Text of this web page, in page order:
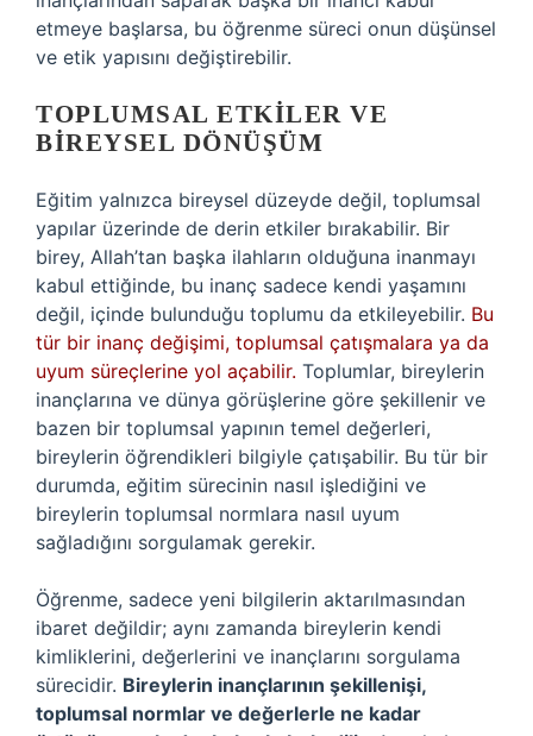
etmeye başlarsa, bu öğrenme süreci onun düşünsel
ve etik yapısını değiştirebilir.
TOPLUMSAL ETKILER VE
BIREYSEL DÖNÜŞÜM
Eğitim yalnızca bireysel düzeyde değil, toplumsal
yapılar üzerinde de derin etkiler bırakabilir. Bir
birey, Allah’tan başka ilahların olduğuna inanmayı
kabul ettiğinde, bu inanç sadece kendi yaşamını
değil, içinde bulunduğu toplumu da etkileyebilir. Bu
tür bir inanç değişimi, toplumsal çatışmalara ya da
uyum süreçlerine yol açabilir. Toplumlar, bireylerin
inançlarına ve dünya görüşlerine göre şekillenir ve
bazen bir toplumsal yapının temel değerleri,
bireylerin öğrendikleri bilgiyle çatışabilir. Bu tür bir
durumda, eğitim sürecinin nasıl işlediğini ve
bireylerin toplumsal normlara nasıl uyum
sağladığını sorgulamak gerekir.
Öğrenme, sadece yeni bilgilerin aktarılmasından
ibaret değildir; aynı zamanda bireylerin kendi
kimliklerini, değerlerini ve inançlarını sorgulama
sürecidir. Bireylerin inançlarının şekillenişi,
toplumsal normlar ve değerlerle ne kadar